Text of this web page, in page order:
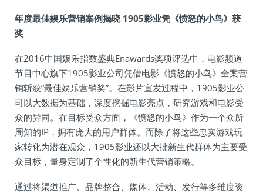
年度最佳娱乐营销案例揭晓 1905影业凭《愤怒的小鸟》获
奖
在2016中国娱乐指数盛典Enawards奖项评选中，电影频道
节目中心旗下1905影业公司凭借电影《愤怒的小鸟》全案营
销斩获“最佳娱乐营销奖”。在影片宣发过程中，1905影业公
司以大数据为基础，深度挖掘电影亮点，研究游戏和电影受
众的异同。在目标受众方面，《愤怒的小鸟》作为一个众所
周知的IP，拥有庞大的用户群体。而除了将这些忠实游戏玩
家转化为潜在观众，1905影业还以大批新生代群体为主要受
众目标，量身定制了个性化的新生代营销策略。
通过将渠道推广、品牌整合、媒体、活动、发行等多维度资